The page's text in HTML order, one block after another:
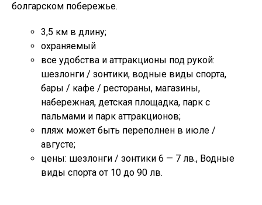
болгарском побережье.
3,5 км в длину;
охраняемый
все удобства и аттракционы под рукой:
шезлонги / зонтики, водные виды спорта,
бары / кафе / рестораны, магазины,
набережная, детская площадка, парк с
пальмами и парк аттракционов;
пляж может быть переполнен в июле /
августе;
цены: шезлонги / зонтики 6 — 7 лв., Водные
виды спорта от 10 до 90 лв.